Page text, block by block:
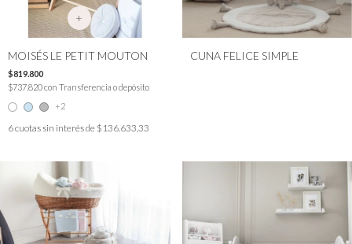
+
MOISÉS LE PETIT MOUTON
$819.800
$737.820con Transferencia o depósito
+2
6cuotas sin interés de $136.633,33
CUNA FELICE SIMPLE